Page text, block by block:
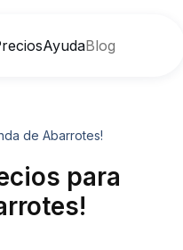
AyudaBlog
de Abarrotes!
para